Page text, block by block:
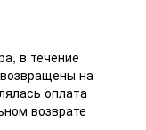
в течение
на
оплата
возврате